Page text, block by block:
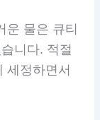
운 물은 큐티
니다. 적절
세정하면서